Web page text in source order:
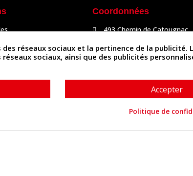
Coordonnées
493 Chemin de Catougnac
05 63 34 51 88
contact@cuirenstock.com
réseaux sociaux et la pertinence de la publicité.
sociaux, ainsi que des publicités
Accepter
Politique de